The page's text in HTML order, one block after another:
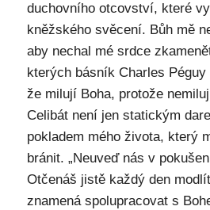
duchovního otcovství, které
kněžského svěcení. Bůh mě
aby nechal mé srdce
kterých básník Charles
že milují Boha, protože
Celibát není jen statickým
pokladem mého života, který
bránit. „Neuveď nás v
Otčenáš jistě každý den
znamená spolupracovat s